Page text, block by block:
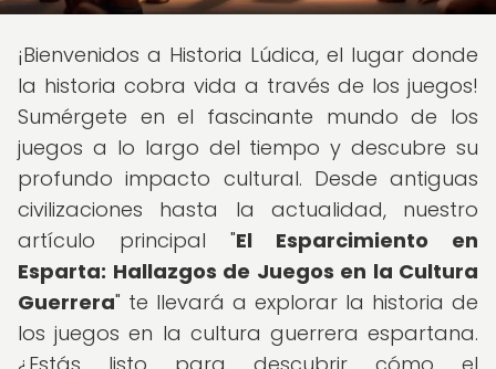
¡Bienvenidos a Historia Lúdica, el lugar donde
la historia cobra vida a través de los juegos!
Sumérgete en el fascinante mundo de los
juegos a lo largo del tiempo y descubre su
profundo impacto cultural. Desde antiguas
civilizaciones hasta la actualidad, nuestro
artículo principal "El Esparcimiento en
Esparta: Hallazgos de Juegos en la Cultura
Guerrera" te llevará a explorar la historia de
los juegos en la cultura guerrera espartana.